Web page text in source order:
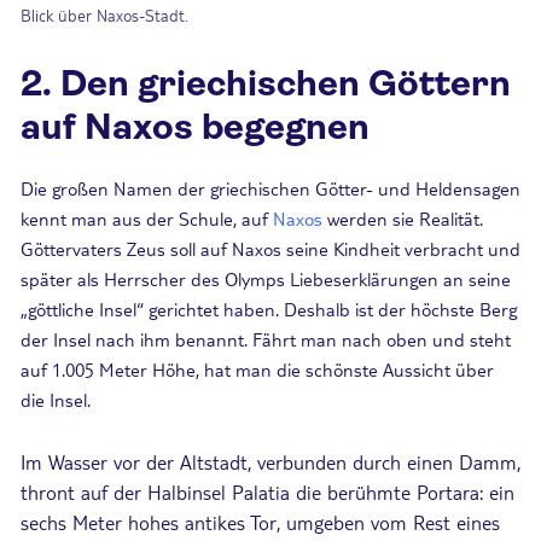
Blick über Naxos-Stadt.
2. Den griechischen Göttern
auf Naxos begegnen
Die großen Namen der griechischen Götter- und Heldensagen
kennt man aus der Schule, auf Naxos werden sie Realität.
Göttervaters Zeus soll auf Naxos seine Kindheit verbracht und
später als Herrscher des Olymps Liebeserklärungen an seine
„göttliche Insel“ gerichtet haben. Deshalb ist der höchste Berg
der Insel nach ihm benannt. Fährt man nach oben und steht
auf 1.005 Meter Höhe, hat man die schönste Aussicht über
die Insel.
Im Wasser vor der Altstadt, verbunden durch einen Damm,
thront auf der Halbinsel Palatia die berühmte Portara: ein
sechs Meter hohes antikes Tor, umgeben vom Rest eines